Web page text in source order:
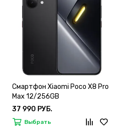
Смартфон Xiaomi Poco X8 Pro
Max 12/256GB
37 990 РУБ.
Выбрать